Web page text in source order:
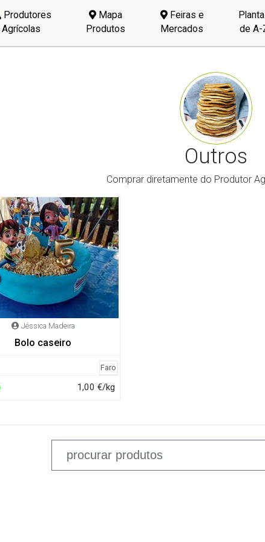
Produtores
Agrícolas
Mapa
Produtos
Feiras e
Mercados
de A-
Outros
Comprar diretamente do Produtor
Jéssica Madeira
Bolo caseiro
Faro
1,00 €/kg